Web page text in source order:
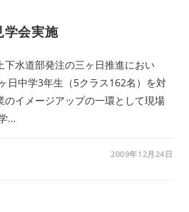
会実施
下水道部発注の三ヶ日推進におい
日中学3年生（5クラス162名）を対
のイメージアップの一環として現場
…
2009年12月24日